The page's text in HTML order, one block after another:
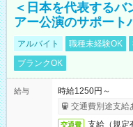
＜日本を代表するバ
アー公演のサポート
アルバイト 職種未経験OK
ブランクOK
給与
時給1250円～
交通費別途支給
交通費 支給（規定